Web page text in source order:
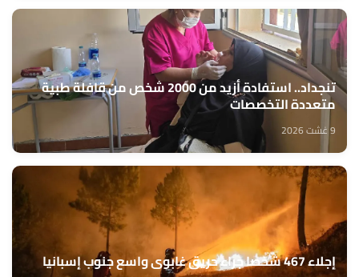
تنجداد.. استفادة أزيد من 2000 شخص من قافلة طبية
متعددة التخصصات
9 غشت 2026
إجلاء 467 شخصا جراء حريق غابوي واسع جنوب إسبانيا